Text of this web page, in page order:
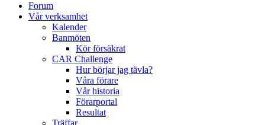
Forum
Vår verksamhet
Kalender
Banmöten
Kör försäkrat
CAR Challenge
Hur börjar jag tävla?
Våra förare
Vår historia
Förarportal
Resultat
Träffar